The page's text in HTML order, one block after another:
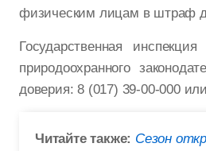
физическим лицам в штраф
Государственная
природоохранного
доверия: 8 (017) 39-00-000
Читайте также: Сезон